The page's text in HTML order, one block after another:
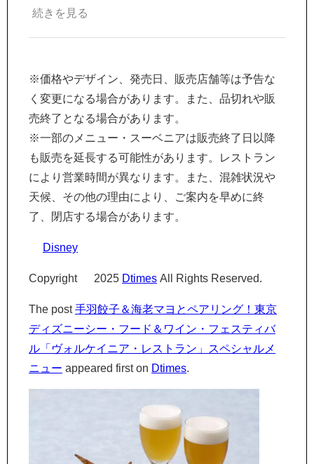
続きを見る
※価格やデザイン、発売日、販売店舗等は予告な
く変更になる場合があります。また、品切れや販
売終了となる場合があります。
※一部のメニュー・スーベニアは販売終了日以降
も販売を延長する可能性があります。レストラン
により営業時間が異なります。また、混雑状況や
天候、その他の理由により、ご案内を早めに終
了、閉店する場合があります。
Disney
Copyright © 2025 Dtimes All Rights Reserved.
The post手羽餃子＆海老マヨとペアリング！東京
ディズニーシー・フード＆ワイン・フェスティバ
ル「ヴォルケイニア・レストラン」スペシャルメ
ニュー appeared first on Dtimes.